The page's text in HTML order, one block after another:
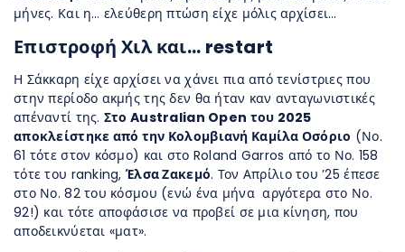
μήνες. Και η… ελεύθερη πτώση είχε μόλις αρχίσει…
Επιστροφή Χιλ και… restart
Η Σάκκαρη είχε αρχίσει να χάνει πια από τενίστριες που
στην περίοδο ακμής της δεν θα ήταν καν ανταγωνιστικές
απέναντί της. Στο Australian Open του 2025
αποκλείστηκε από την Κολομβιανή Καμίλα Οσόριο (Νο.
61 τότε στον κόσμο) και στο Roland Garros από το Νο. 158
τότε του ranking,Έλσα Ζακεμό. Τον Απρίλιο του ’25 έπεσε
στο Νο. 82 του κόσμου (ενώ ένα μήνα αργότερα στο Νο.
92!) και τότε αποφάσισε να προβεί σε μια κίνηση, που
αποδεικνύεται «ματ».